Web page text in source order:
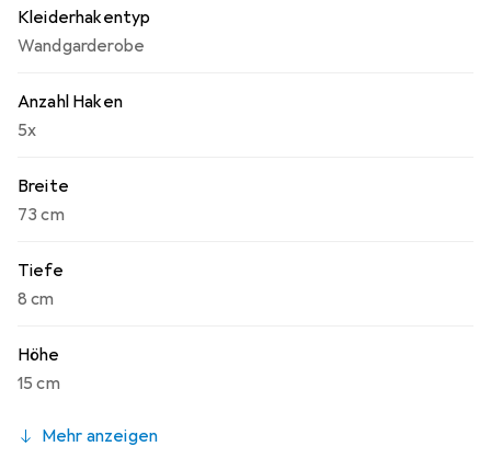
Kleiderhakentyp
Wandgarderobe
Anzahl Haken
5x
Breite
73 cm
Tiefe
8 cm
Höhe
15 cm
Mehr anzeigen